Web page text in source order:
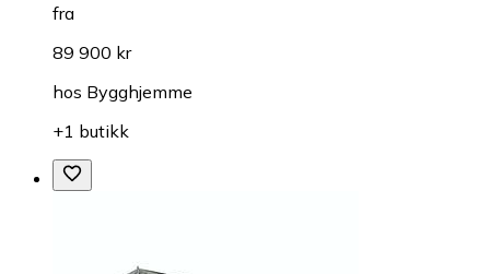
fra
89 900 kr
hos Bygghjemme
+1 butikk